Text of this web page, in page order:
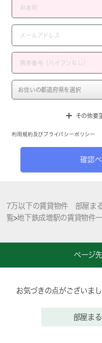
その他要
利用規約 及び プライバシーポリシー
確認
7万以下の賃貸物件 部屋ま
覧>地下鉄成増駅の賃貸物件
ページ
お気づきの点がございま
部屋ま